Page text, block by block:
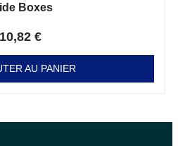
Boxes
10,82 €
AU PANIER